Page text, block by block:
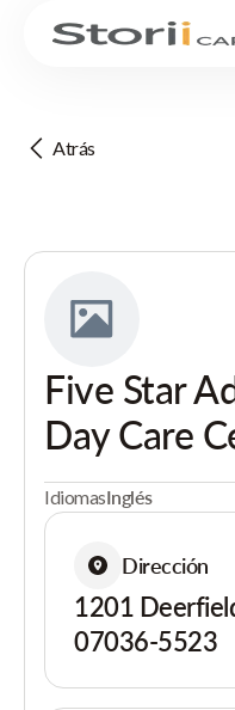
Atrás
Five Star
Day Care
IdiomasInglés
Dirección
1201
07036-5523